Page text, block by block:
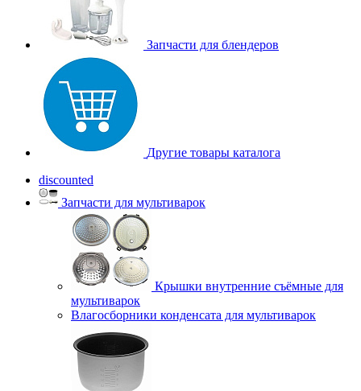
Запчасти для блендеров
Другие товары каталога
discounted
Запчасти для мультиварок
Крышки внутренние съёмные для
мультиварок
Влагосборники конденсата для мультиварок